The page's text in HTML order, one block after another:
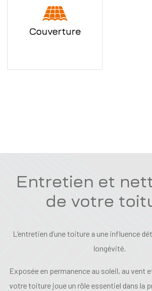
Couverture
Entretien et
de votre
L’entretien d’une toiture a une influence
longévité.
Exposée en permanence au soleil, au vent
votre toiture joue un rôle essentiel dans la